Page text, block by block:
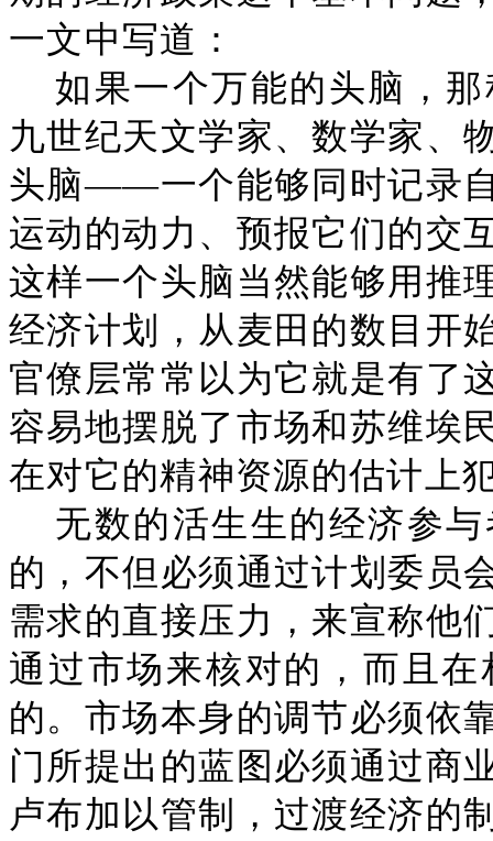
一文中写道：
如果一个万能的头脑，
九世纪天文学家、数学家、
头脑——一个能够同时记录
运动的动力、预报它们的
这样一个头脑当然能够用推
经济计划，从麦田的数目开
官僚层常常以为它就是有了
容易地摆脱了市场和苏维埃
在对它的精神资源的估计
无数的活生生的经济参
的，不但必须通过计划委员
需求的直接压力，来宣称他
通过市场来核对的，而且
的。市场本身的调节必须依
门所提出的蓝图必须通过商
卢布加以管制，过渡经济的